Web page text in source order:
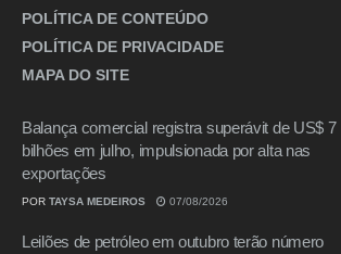
POLÍTICA DE CONTEÚDO
POLÍTICA DE PRIVACIDADE
MAPA DO SITE
Balança comercial registra superávit de US$ 7
bilhões em julho, impulsionada por alta nas
exportações
POR TAYSA MEDEIROS 07/08/2026
Leilões de petróleo em outubro terão número